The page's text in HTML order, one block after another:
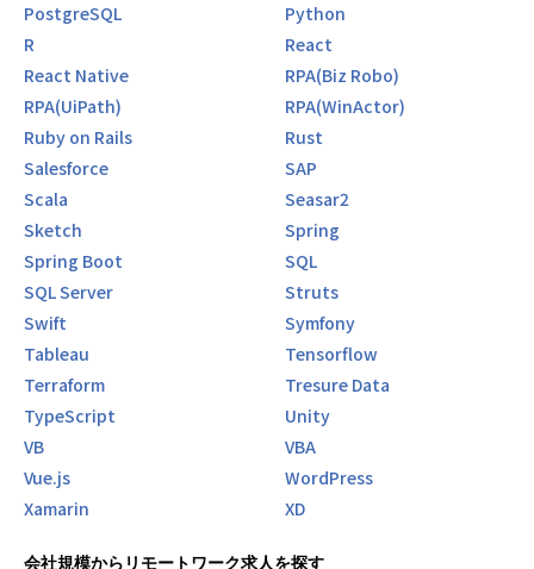
PostgreSQL
Python
R
React
React Native
RPA(Biz Robo)
RPA(UiPath)
RPA(WinActor)
Ruby on Rails
Rust
Salesforce
SAP
Scala
Seasar2
Sketch
Spring
Spring Boot
SQL
SQL Server
Struts
Swift
Symfony
Tableau
Tensorflow
Terraform
Tresure Data
TypeScript
Unity
VB
VBA
Vue.js
WordPress
Xamarin
XD
会社規模からリモートワーク求人を探す